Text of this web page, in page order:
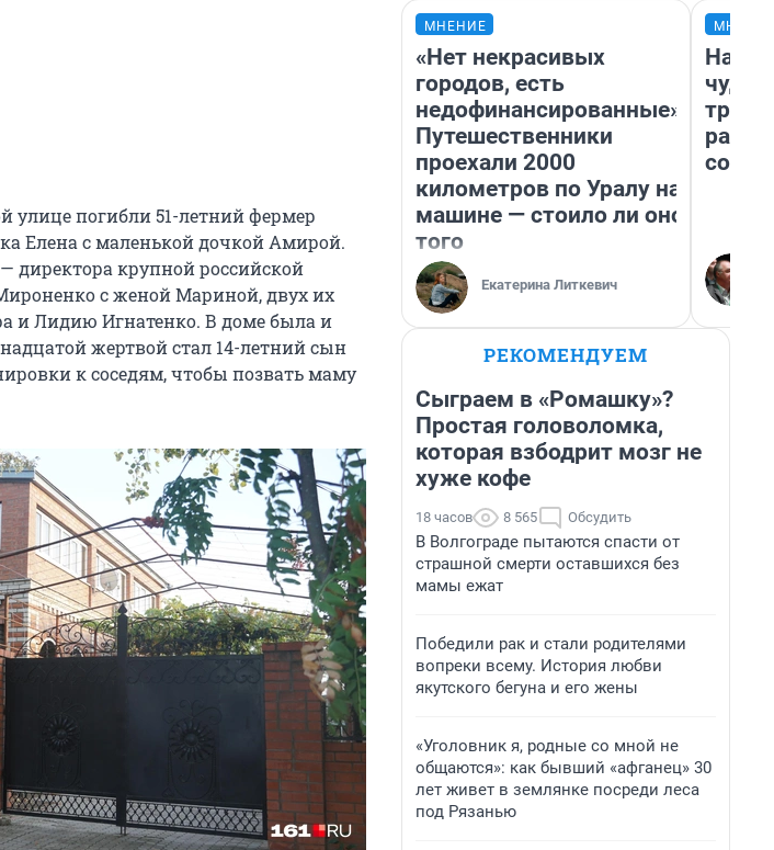
улице погибли 51-летний фермер
Елена с маленькой дочкой Амирой.
директора крупной российской
с женой Мариной, двух их
и Лидию Игнатенко. В доме была и
жертвой стал 14-летний сын
к соседям, чтобы позвать маму
МНЕНИЕ
«Нет некрасивых
городов, есть
недофинансированные».
Путешественники
проехали 2000
километров по Уралу на
машине — стоило ли оно
того
Екатерина Литкевич
РЕКОМЕНДУЕМ
Сыграем в «Ромашку»?
Простая головоломка,
которая взбодрит мозг не
хуже кофе
18 часов 8 565 Обсудить
В Волгограде пытаются спасти от
страшной смерти оставшихся без
мамы ежат
Победили рак и стали родителями
вопреки всему. История любви
якутского бегуна и его жены
«Уголовник я, родные со мной не
общаются»: как бывший «афганец» 30
лет живет в землянке посреди леса
под Рязанью